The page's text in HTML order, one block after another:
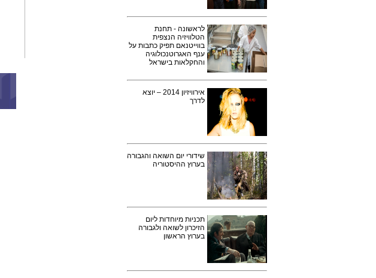
לראשונה - תחנת
הטלוויזיה הנצפית
בווייטנאם תפיק כתבות על
ענף האגרוטנכולוגיה
והחקלאות בישראל
אירוויזיון 2014 – יוצא
לדרך
שידורי יום השואה והגבורה
בערוץ ההיסטוריה
תכניות מיוחדות ליום
הזיכרון לשואה ולגבורה
בערוץ הראשון